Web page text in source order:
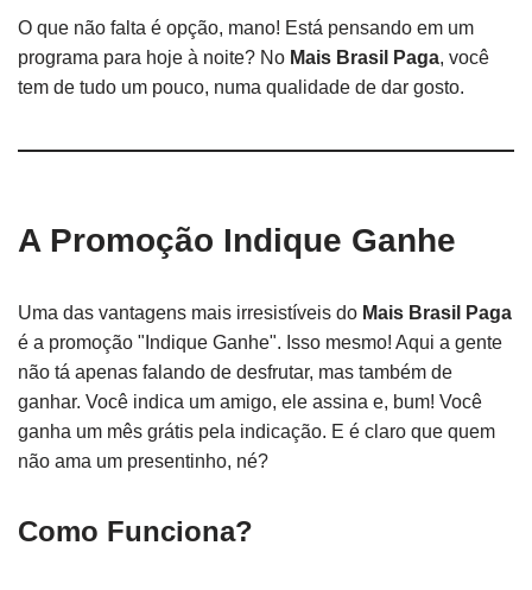
O que não falta é opção, mano! Está pensando em um
programa para hoje à noite? No Mais Brasil Paga, você
tem de tudo um pouco, numa qualidade de dar gosto.
A Promoção Indique Ganhe
Uma das vantagens mais irresistíveis do Mais Brasil Paga
é a promoção "Indique Ganhe". Isso mesmo! Aqui a gente
não tá apenas falando de desfrutar, mas também de
ganhar. Você indica um amigo, ele assina e, bum! Você
ganha um mês grátis pela indicação. E é claro que quem
não ama um presentinho, né?
Como Funciona?